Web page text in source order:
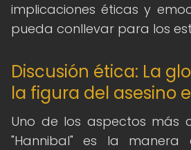
implicaciones éticas y
pueda conllevar para los
Discusión ética: La
la figura del asesino
Uno de los aspectos más
"Hannibal" es la